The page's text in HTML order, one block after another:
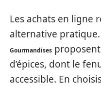
Les achats en ligne
alternative
Gourmandises
d’épices, dont le
accessible. En